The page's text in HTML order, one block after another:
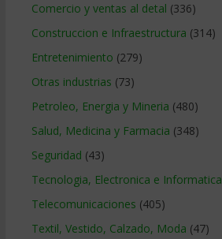
Comercio y ventas al detal (336)
Construccion e Infraestructura (314)
Entretenimiento (279)
Otras industrias (73)
Petroleo, Energia y Mineria (480)
Salud, Medicina y Farmacia (348)
Seguridad (43)
Tecnologia, Electronica e Informatica
Telecomunicaciones (405)
Textil, Vestido, Calzado, Moda (47)